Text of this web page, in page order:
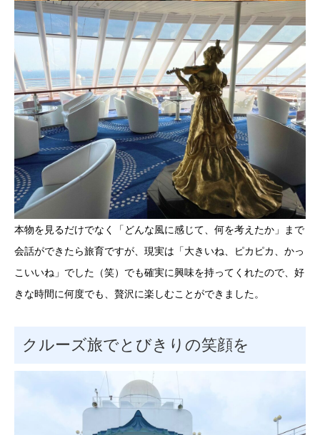
本物を見るだけでなく「どんな風に感じて、何を考えたか」まで
会話ができたら旅育ですが、現実は「大きいね、ピカピカ、かっ
こいいね」でした（笑）でも確実に興味を持ってくれたので、好
きな時間に何度でも、贅沢に楽しむことができました。
クルーズ旅でとびきりの笑顔を